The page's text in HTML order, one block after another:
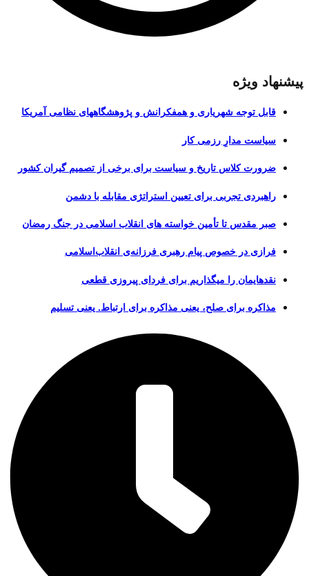
پیشنهاد ویژه
قابل توجه شهریاری و همفکرانش و پژوهشگاههای نظامی آمریکا
سیاست مدارِ رزمی کار
ضرورت کلاس تاریخ و سیاست برای برخی از تصمیم گیران کشور
راهبردی تجربی برای تعیین استراتژی مقابله با دشمن
صبر مقدس تا تأمین خواسته های انقلاب اسلامی در جنگ رمضان
فرازی در خصوص پیام رهبری فرزانه‌ی انقلاب‌اسلامی
نقدهایمان را میگذاریم برای فردای پیروزی قطعی
مذاکره برای صلح، یعنی مذاکره برای ارتباط. یعنی تسلیم